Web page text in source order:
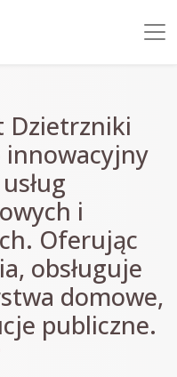
Dzietrzniki
innowacyjny
i
Oferując
obsługuje
domowe,
publiczne.